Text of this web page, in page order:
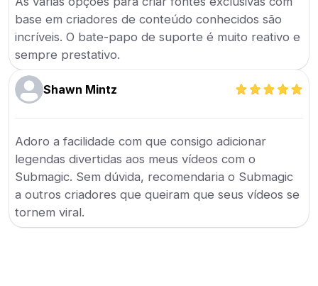
base em criadores de conteúdo conhecidos são
incríveis. O bate-papo de suporte é muito reativo e
sempre prestativo.
Shawn Mintz
Adoro a facilidade com que consigo adicionar
legendas divertidas aos meus vídeos com o
Submagic. Sem dúvida, recomendaria o Submagic
a outros criadores que queiram que seus vídeos se
tornem viral.